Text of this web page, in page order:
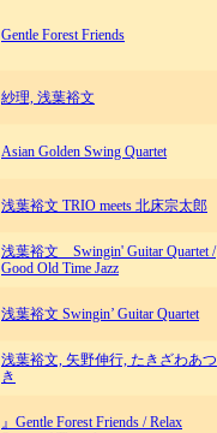
Gentle Forest Friends
紗理, 浅葉裕文
Asian Golden Swing Quartet
浅葉裕文 TRIO meets 北床宗太郎
浅葉裕文 Swingin' Guitar Quartet/
Good Old Time Jazz
浅葉裕文 Swingin’ Guitar Quartet
浅葉裕文, 矢野伸行, たきざわあつ
き
』Gentle Forest Friends /Relax